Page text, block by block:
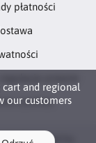
and regional
our customers
płatności
cookies
· Powered by